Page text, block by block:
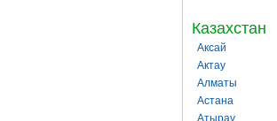
Казахстан
Аксай
Актау
Алматы
Астана
Атырау